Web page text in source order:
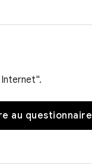
au questionnaire